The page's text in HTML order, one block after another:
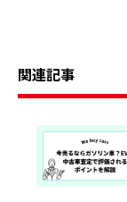
関連記事